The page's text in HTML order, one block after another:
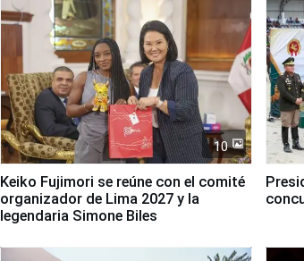
10
Keiko Fujimori se reúne con el comité
organizador de Lima 2027 y la
legendaria Simone Biles